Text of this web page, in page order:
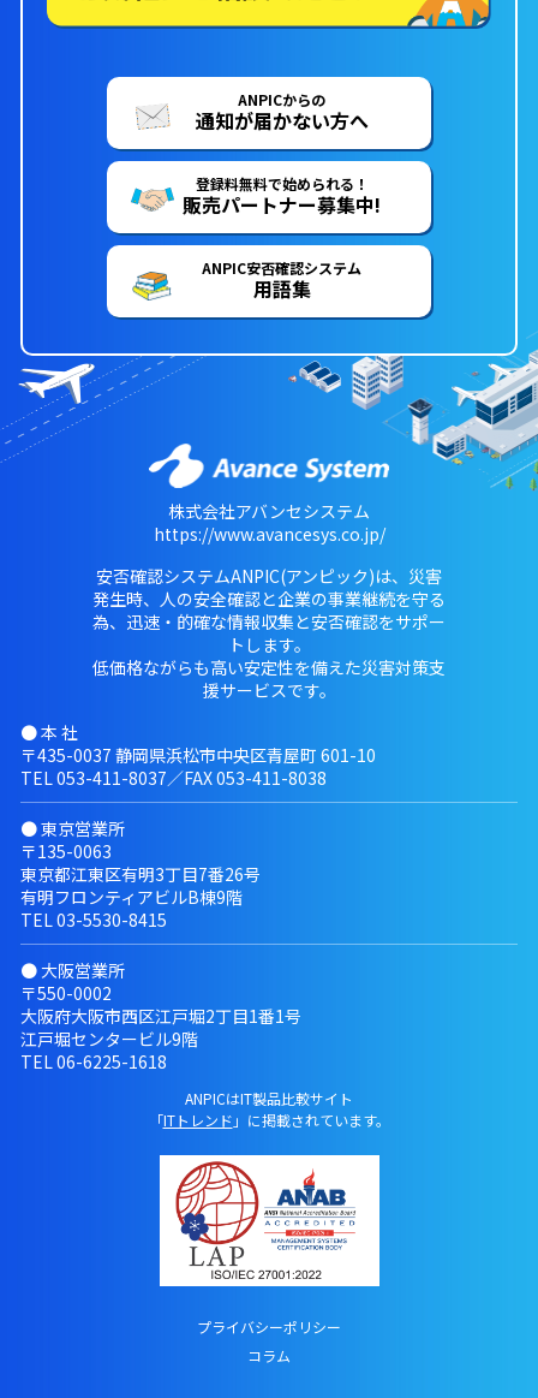
ANPICからの
通知が届かない方へ
登録料無料で始められる！
販売パートナー募集中!
ANPIC安否確認システム
用語集
株式会社アバンセシステム
https://www.avancesys.co.jp/
安否確認システムANPIC(アンピック)は、災害
発生時、人の安全確認と企業の事業継続を守る
為、迅速・的確な情報収集と安否確認をサポー
トします。
低価格ながらも高い安定性を備えた災害対策支
援サービスです。
● 本 社
〒435-0037 静岡県浜松市中央区青屋町 601-10
TEL 053-411-8037／FAX 053-411-8038
● 東京営業所
〒135-0063
東京都江東区有明3丁目7番26号
有明フロンティアビルB棟9階
TEL 03-5530-8415
● 大阪営業所
〒550-0002
大阪府大阪市西区江戸堀2丁目1番1号
江戸堀センタービル9階
TEL 06-6225-1618
ANPICはIT製品比較サイト
「ITトレンド 」に掲載されています。
プライバシーポリシー
コラム